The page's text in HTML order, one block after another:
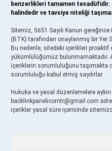
benzerlikleri tamamen
halindedir ve tavsiye niteliği
Sitemiz, 5651 Sayılı Kanun
(BTK) tarafından onaylanmış bir Yer
Bu nedenle, sitedeki içerikleri
yükümlülüğümüz bulunmamaktadır.
içeriklerin sorumluluğunu taşımakta
sorumluluğu kabul etmiş sayılırlar.
Hukuka ve yasal düzenlemelere
backlinkpanelicomtr@gmail.com
içerikler yasal süre içerisinde